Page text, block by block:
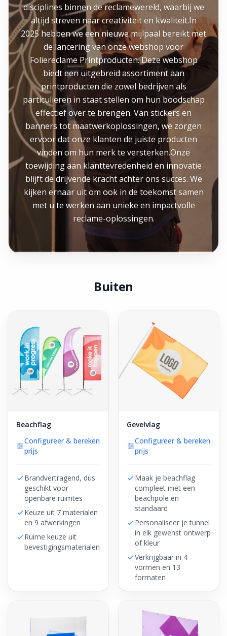
disciplines binnen de reclamewereld, waarbij we
altijd streven naar creativiteit en kwaliteit.In
2025 hebben we een nieuwe mijlpaal bereikt met
de lancering van onze webshop voor
Foliereclame Printproducten. Deze webshop
biedt een uitgebreid assortiment aan
printproducten die zowel bedrijven als
particulieren in staat stellen om hun boodschap
effectief over te brengen. Van stickers en
banners tot maatwerkoplossingen, we zorgen
ervoor dat onze klanten de juiste producten
vinden om hun merk te versterken.Onze
toewijding aan klanttevredenheid en innovatie
blijft de drijvende kracht achter ons succes. We
kijken ernaar uit om ook in de toekomst samen
met u te werken aan unieke en impactvolle
reclame-oplossingen.
Buiten
Beachflag
Configureer & bereken
prijs
Brandvertragend, dus
geschikt voor
openbare ruimtes
Keuze uit 7 materialen
en 9 afwerkingen
Ruime keuze uit
bevestigingsmaterialen
Gevelvlag
Configureer & bereken
prijs
Maak je beachflag
compleet met een
beachpole en
standaard
Personaliseer je tunnel
in elk gewenst ontwerp
of kleur
Verkrijgbaar in 4
vormen en 13
formaten